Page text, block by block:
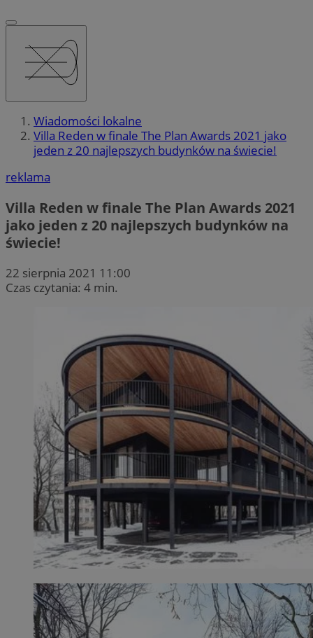
Wiadomości lokalne
Villa Reden w finale The Plan Awards 2021 jako
jeden z 20 najlepszych budynków na świecie!
reklama
Villa Reden w finale The Plan Awards 2021
jako jeden z 20 najlepszych budynków na
świecie!
22 sierpnia 2021 11:00
Czas czytania: 4 min.